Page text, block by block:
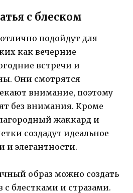
с блеском
подойдут для
как вечерние
встречи и
Они смотрятся
внимание, поэтому
без внимания. Кроме
жаккард и
создадут идеальное
и элегантности.
образ можно создать
блестками и стразами.